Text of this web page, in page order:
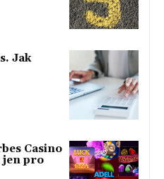
Jak
Casino
jen pro